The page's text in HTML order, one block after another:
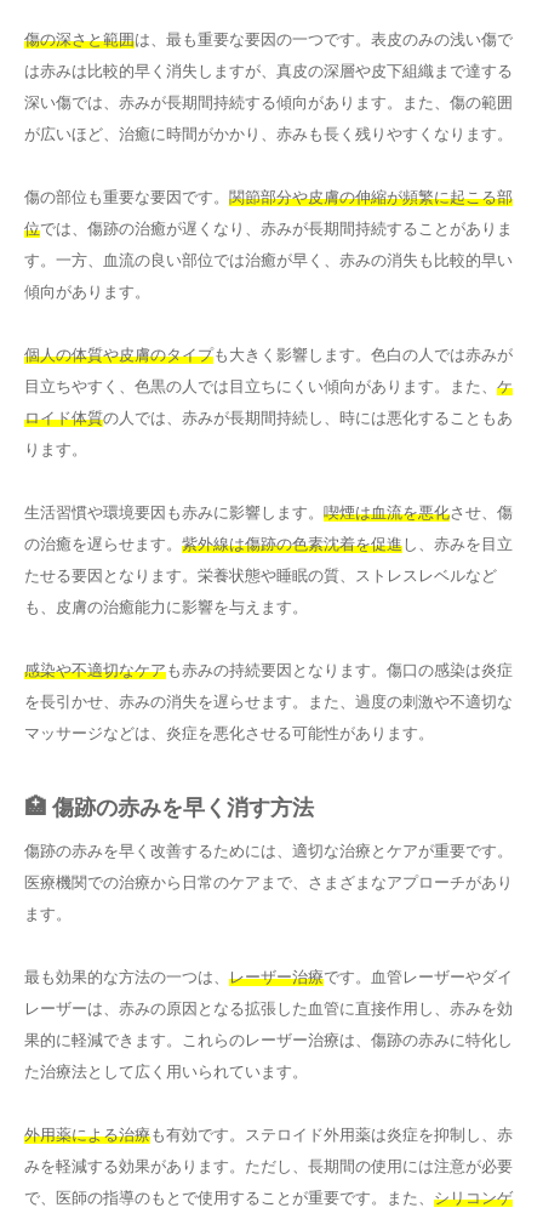
傷の深さと範囲は、最も重要な要因の一つです。表皮のみの浅い傷で
は赤みは比較的早く消失しますが、真皮の深層や皮下組織まで達する
深い傷では、赤みが長期間持続する傾向があります。また、傷の範囲
が広いほど、治癒に時間がかかり、赤みも長く残りやすくなります。
傷の部位も重要な要因です。 関節部分や皮膚の伸縮が頻繁に起こる部
位では、傷跡の治癒が遅くなり、赤みが長期間持続することがありま
す。一方、血流の良い部位では治癒が早く、赤みの消失も比較的早い
傾向があります。
個人の体質や皮膚のタイプも大きく影響します。色白の人では赤みが
目立ちやすく、色黒の人では目立ちにくい傾向があります。また、 ケ
ロイド体質の人では、赤みが長期間持続し、時には悪化することもあ
ります。
生活習慣や環境要因も赤みに影響します。 喫煙は血流を悪化させ、傷
の治癒を遅らせます。 紫外線は傷跡の色素沈着を促進 し、赤みを目立
たせる要因となります。栄養状態や睡眠の質、ストレスレベルなど
も、皮膚の治癒能力に影響を与えます。
感染や不適切なケアも赤みの持続要因となります。傷口の感染は炎症
を長引かせ、赤みの消失を遅らせます。また、過度の刺激や不適切な
マッサージなどは、炎症を悪化させる可能性があります。
🏥 傷跡の赤みを早く消す方法
傷跡の赤みを早く改善するためには、適切な治療とケアが重要です。
医療機関での治療から日常のケアまで、さまざまなアプローチがあり
ます。
最も効果的な方法の一つは、 レーザー治療です。血管レーザーやダイ
レーザーは、赤みの原因となる拡張した血管に直接作用し、赤みを効
果的に軽減できます。これらのレーザー治療は、傷跡の赤みに特化し
た治療法として広く用いられています。
外用薬による治療も有効です。ステロイド外用薬は炎症を抑制し、赤
みを軽減する効果があります。ただし、長期間の使用には注意が必要
で、医師の指導のもとで使用することが重要です。また、 シリコンゲ